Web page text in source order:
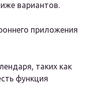
вариантов.
приложения
таких как
функция